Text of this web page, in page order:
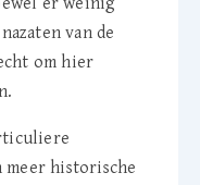
van de
om hier
meer historische